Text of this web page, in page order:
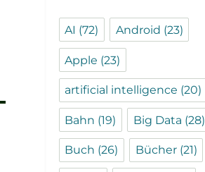
AI (72) Android (23)
Apple (23)
artificial intelligence (20)
Bahn (19) Big Data (28)
Buch (26) Bücher(21)